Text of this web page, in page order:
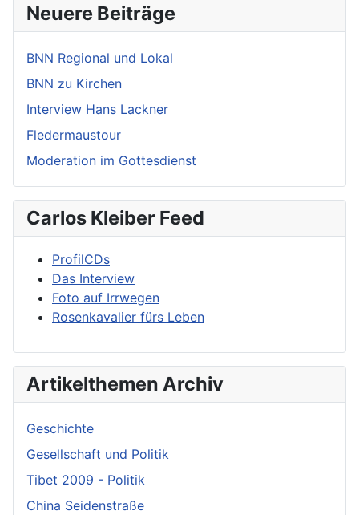
Neuere Beiträge
BNN Regional und Lokal
BNN zu Kirchen
Interview Hans Lackner
Fledermaustour
Moderation im Gottesdienst
Carlos Kleiber Feed
ProfilCDs
Das Interview
Foto auf Irrwegen
Rosenkavalier fürs Leben
Artikelthemen Archiv
Geschichte
Gesellschaft und Politik
Tibet 2009 - Politik
China Seidenstraße